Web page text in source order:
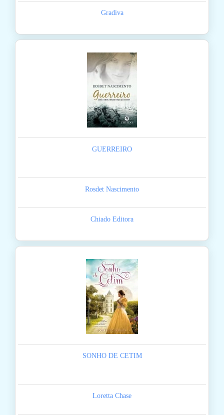
Gradiva
GUERREIRO
Rosdet Nascimento
Chiado Editora
SONHO DE CETIM
Loretta Chase